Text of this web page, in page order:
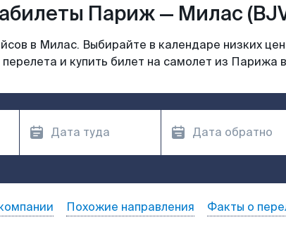
Париж — Милас
в Милас. Выбирайте в календаре низких
и купить билет на самолет из Парижа
Похожие направления Факты о